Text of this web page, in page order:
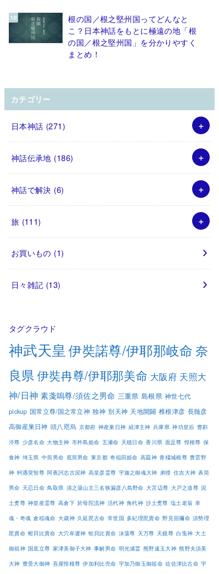
根の国／根之堅州国ってどんなと
こ？日本神話をもとに極遠の地「根
の国／根之堅州国」を分かりやすく
まとめ！
カテゴリー
日本神話 (271)
神話伝承地 (186)
神話で解決 (6)
旅 (111)
お買いもの (1)
日々雑記 (13)
タグクラウド
神武天皇 伊奘諾尊/伊耶那岐命 奈
良県 伊奘冉尊/伊耶那美命 大阪府 天照大
神/日神 素戔嗚尊/須佐之男命 三重県 島根県 神世七代
pickup 国常立尊/国之常立神 独神 別天神 天地開闢 椎根津彦 長髄彦
高御産巣日神 頭八咫烏 京都府 神産巣日神 経津主神 兵庫県 神功皇后 豊斟
渟尊 少彦名命 大物主神 市杵島姫命 五瀬命 天穂日命 香川県 面足尊 惶根尊 保
食神 埼玉県 中筒男命 底筒男命 東京都 奇稲田姫命 高龗神 青橿城根尊 豊雲野
神 軻遇突智尊 阿夜訶志古泥神 高皇彦霊尊 宇迦之御魂大神 弟猾 住吉大神 表筒
男命 天忍日命 鳥取県 清之湯山主三名狭漏彦八島野命 大苫辺尊 大戸之道尊 泥
土煑尊 神皇産霊尊 高倉下 於母陀流神 活杙神 角杙神 沙土煑尊 塩土老翁 幸
魂・奇魂 倉稲魂命 大歳神 久延毘古命 常世国 多紀理毘賣命 野見宿禰命 須勢理
毘賣命 蚶貝比賣命 大穴牟遲神 蛤貝比賣命 沫蕩尊 天万尊 天鏡尊 白兎神 大土
御祖神 国底立尊 家津美御子大神 事解男命 明光浦霊 熊野速玉大神 熊野夫須美
大神 豊受大御神 吾屋惶根尊 伊加利比売命 宇加乃御玉御祖命 佐佐津比古命 宇